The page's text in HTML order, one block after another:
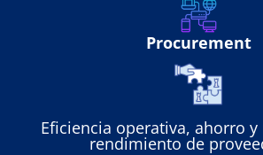
Procurement
Eficiencia operativa, ahorro
rendimiento de